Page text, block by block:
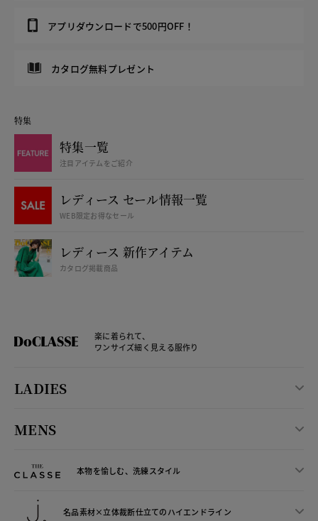
アプリダウンロードで500円OFF！
カタログ無料プレゼント
特集
特集一覧
注目アイテムをご紹介
レディース セール情報一覧
WEB限定お得なセール
レディース 新作アイテム
カタログ掲載商品
楽に着られて、
ワンサイズ細く見える服作り
LADIES
MENS
本物を愉しむ、洗練スタイル
名品素材×立体裁断仕立てのハイエンドライン